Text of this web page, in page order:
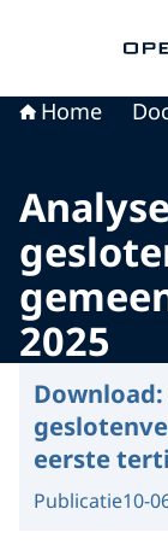
Home
Analyse
2025
Download:
eerste
Publicatie10-